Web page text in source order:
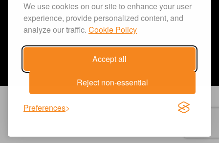
We use cookies on our site to enhance your user
experience, provide personalized content, and
analyze our traffic. Cookie Policy
Accept all
Reject non-essential
Preferences
Información